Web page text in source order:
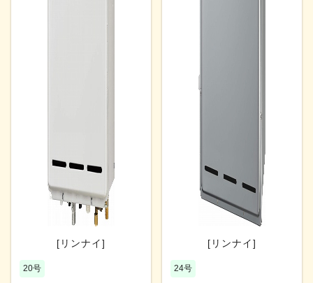
[リンナイ]
20号
[リンナイ]
24号